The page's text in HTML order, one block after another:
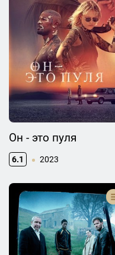
Он - это пуля
6.1 2023